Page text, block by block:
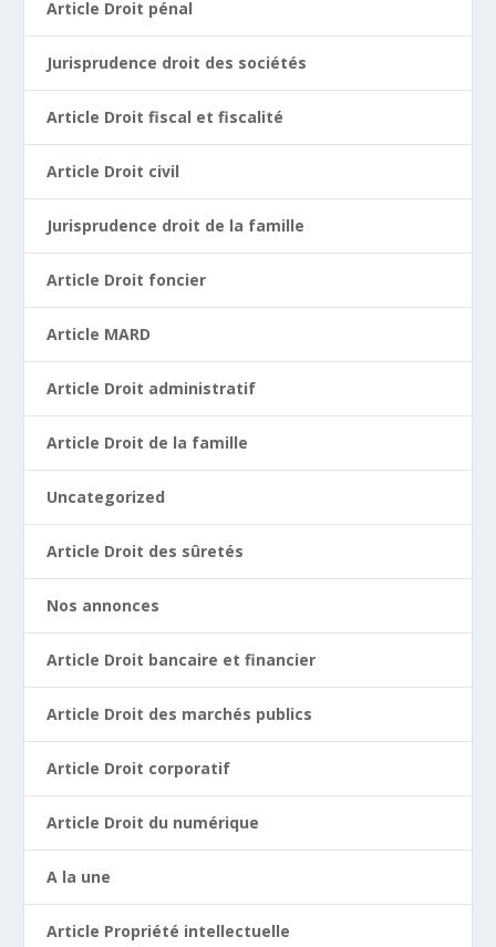
Article Droit pénal
Jurisprudence droit des sociétés
Article Droit fiscal et fiscalité
Article Droit civil
Jurisprudence droit de la famille
Article Droit foncier
Article MARD
Article Droit administratif
Article Droit de la famille
Uncategorized
Article Droit des sûretés
Nos annonces
Article Droit bancaire et financier
Article Droit des marchés publics
Article Droit corporatif
Article Droit du numérique
A la une
Article Propriété intellectuelle